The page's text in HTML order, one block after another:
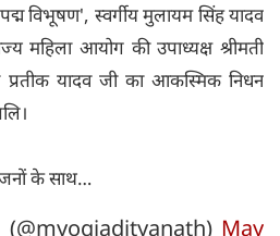
विभूषण', स्वर्गीय मुलायम सिंह यादव
महिला आयोग की उपाध्यक्ष श्रीमती
प्रतीक यादव जी का आकस्मिक निधन
के साथ…
May